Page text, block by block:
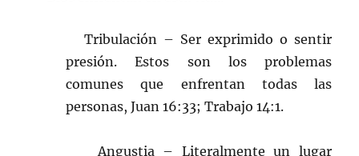
Tribulación – Ser exprimido o sentir
presión. Estos son los problemas
comunes que enfrentan todas las
personas, Juan 16:33; Trabajo 14:1.
Angustia – Literalmente un lugar